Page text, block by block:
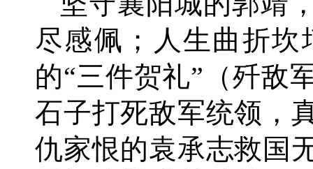
尽感佩；人生曲折
的“三件贺礼”（歼敌
石子打死敌军统领，
仇家恨的袁承志救国